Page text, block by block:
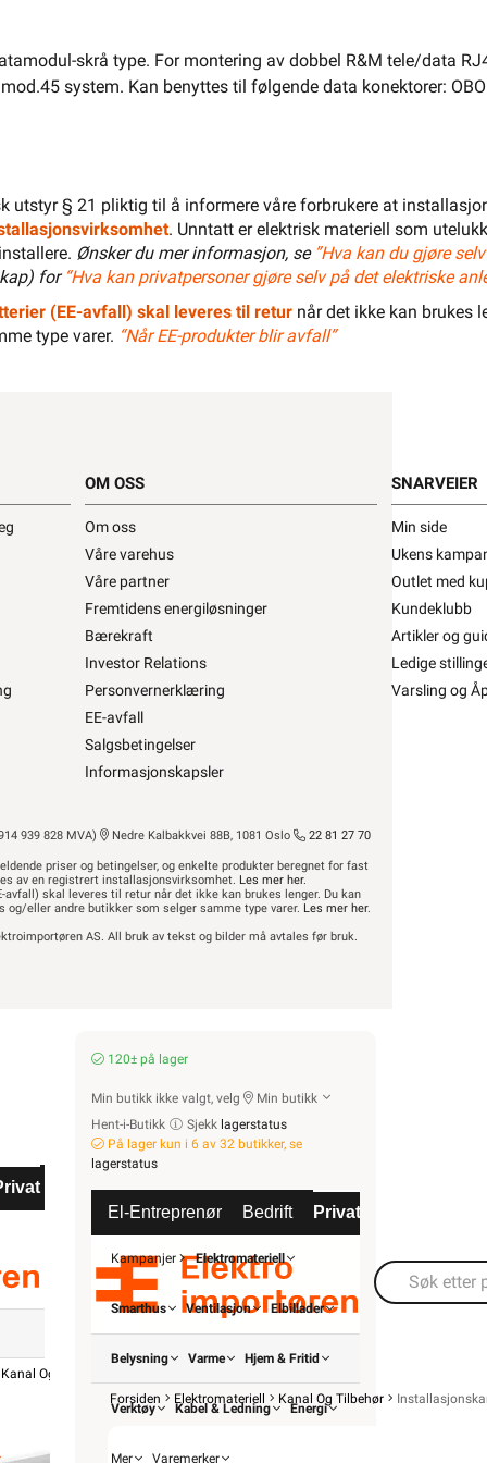
Meld feil i produktinformasjonen? Lagre til senere
Lagre i dinønskeliste
kunne inngå i et fast elektrisk anlegg, kan kun installeres
for konnektorer. Kan benyttes for horisontal og
G, ASM-C6 og ASM-C6 G; R&M: cat5 og cat6
å kunne inngå i et fast elektrisk anlegg
kan kun
i faste teleinstallasjoner, og elektrisk materiell
anlegget?”
dette gratis i en av våre varehus og/eller
skrå type. For montering av dobbel R&M tele/data
system. Kan benyttes til følgende data konektorer:
utstyr § 21 pliktig til å informere våre forbrukere at
. Unntatt er elektrisk materiell som
Ønsker du mer informasjon, se ”Hva kan du gjøre
for “Hva kan privatpersoner gjøre selv på det elektriske
(EE-avfall) skal leveres til retur når det ikke kan brukes
type varer. “Når EE-produkter blir avfall”
OM OSS
Om oss
Våre varehus
Våre partner
Fremtidens energiløsninger
Bærekraft
Investor Relations
Personvernerklæring
EE-avfall
Salgsbetingelser
Informasjonskapsler
SNARVEIER
Min side
Ukens
Outlet med
Kundeklubb
Artikler og
Ledige
Varsling og
939 828 MVA) Nedre Kalbakkvei 88B, 1081 Oslo 22 81 27 70
priser og betingelser, og enkelte produkter beregnet for fast
av en registrert installasjonsvirksomhet. Les mer her.
skal leveres til retur når det ikke kan brukes lenger. Du kan
og/eller andre butikker som selger samme type varer. Les mer her.
AS. All bruk av tekst og bilder må avtales før bruk.
Partnere
Kanal Og Tilbehør
OBO
120± på lager
Min butikk ikke valgt, velg
Min butikk
Hent-i-Butikk
Sjekk lagerstatus
På lager kun i 6 av 32 butikker, se
lagerstatus
El-Entreprenør Bedrift Privat
Kampanjer Elektromateriell
Smarthus Ventilasjon Elbillader
Belysning Varme Hjem & Fritid
Verktøy Kabel & Ledning Energi
Mer Varemerker
Forsiden Elektromateriell Kanal Og Tilbehør